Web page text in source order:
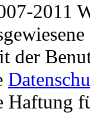
2011
der
Haftung